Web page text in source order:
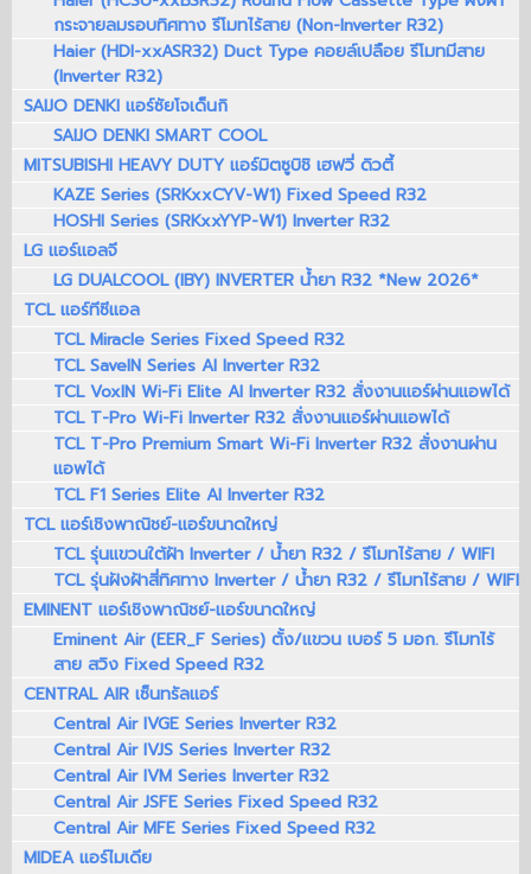
กระจายลมรอบทิศทาง รีโมทไร้สาย (Non-Inverter R32)
Haier (HDI-xxASR32) Duct Type คอยล์เปลือย รีโมทมีสาย
(Inverter R32)
SAIJO DENKI แอร์ซัยโจเด็นกิ
SAIJO DENKI SMART COOL
MITSUBISHI HEAVY DUTY แอร์มิตซูบิชิ เฮฟวี่ ดิวตี้
KAZE Series (SRKxxCYV-W1) Fixed Speed R32
HOSHI Series (SRKxxYYP-W1) Inverter R32
LG แอร์แอลจี
LG DUALCOOL (IBY) INVERTER น้ำยา R32 *New 2026*
TCL แอร์ทีซีแอล
TCL Miracle Series Fixed Speed R32
TCL SaveIN Series AI Inverter R32
TCL VoxIN Wi-Fi Elite AI Inverter R32 สั่งงานแอร์ผ่านแอพได้
TCL T-Pro Wi-Fi Inverter R32 สั่งงานแอร์ผ่านแอพได้
TCL T-Pro Premium Smart Wi-Fi Inverter R32 สั่งงานผ่าน
แอพได้
TCL F1 Series Elite AI Inverter R32
TCL แอร์เชิงพาณิชย์-แอร์ขนาดใหญ่
TCL รุ่นแขวนใต้ฝ้า Inverter / น้ำยา R32 / รีโมทไร้สาย / WIFI
TCL รุ่นฝังฝ้าสี่ทิศทาง Inverter / น้ำยา R32 / รีโมทไร้สาย / WIFI
EMINENT แอร์เชิงพาณิชย์-แอร์ขนาดใหญ่
Eminent Air (EER_F Series) ตั้ง/แขวน เบอร์ 5 มอก. รีโมทไร้
สาย สวิง Fixed Speed R32
CENTRAL AIR เซ็นทรัลแอร์
Central Air IVGE Series Inverter R32
Central Air IVJS Series Inverter R32
Central Air IVM Series Inverter R32
Central Air JSFE Series Fixed Speed R32
Central Air MFE Series Fixed Speed R32
MIDEA แอร์ไมเดีย